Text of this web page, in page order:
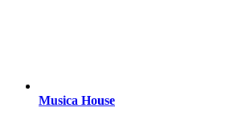
Musica House